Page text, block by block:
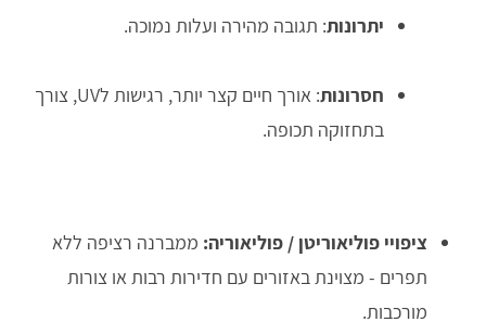
יתרונות: תגובה מהירה ועלות נמוכה.
חסרונות
: אורך חיים קצר יותר, רגישות לUV, צורך
בתחזוקה תכופה.
ציפויי פוליאוריטן / פוליאוריה: ממברנה רציפה ללא
תפרים - מצוינת באזורים עם חדירות רבות או צורות
מורכבות.